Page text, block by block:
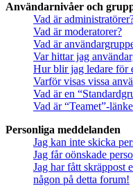
Användarnivåer och
Vad är
Vad är moderatorer?
Vad är
Var hittar jag
Hur blir jag ledare för
Varför visas vissa
Vad är en
Vad är “Teamet”-
Personliga meddelanden
Jag kan inte skicka
Jag får oönskade
Jag har fått skräppost
någon på detta forum!